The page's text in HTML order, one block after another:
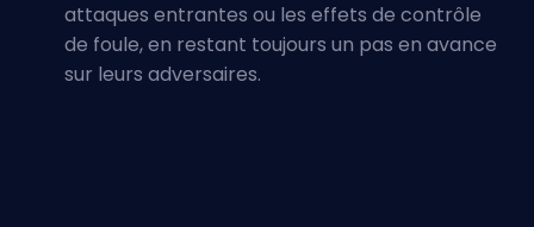
attaques entrantes ou les effets de contrôle
de foule, en restant toujours un pas en avance
sur leurs adversaires.